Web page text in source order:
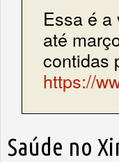
Essa é a
até
contidas
https://
Saúde no